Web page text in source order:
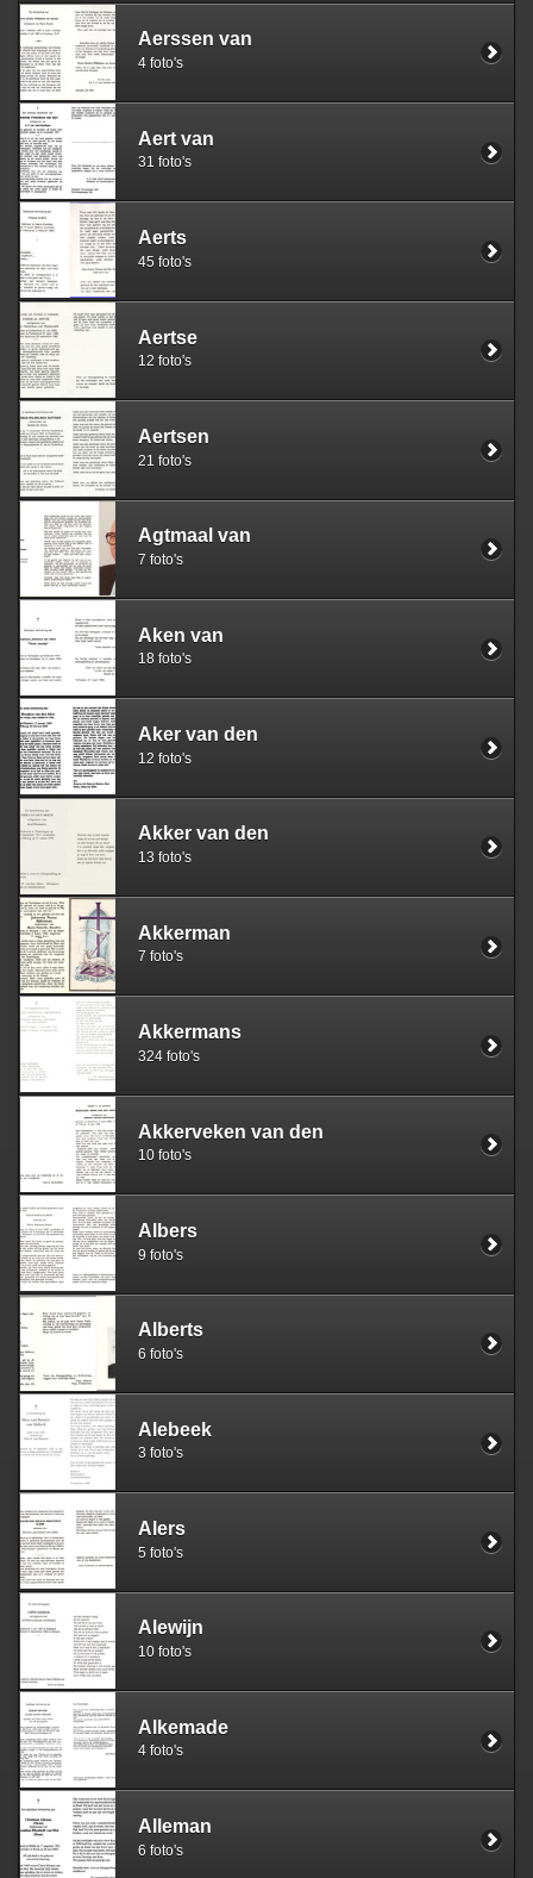
Aerssen van
4 foto's
Aert van
31 foto's
Aerts
45 foto's
Aertse
12 foto's
Aertsen
21 foto's
Agtmaal van
7 foto's
Aken van
18 foto's
Aker van den
12 foto's
Akker van den
13 foto's
Akkerman
7 foto's
Akkermans
324 foto's
Akkerveken van den
10 foto's
Albers
9 foto's
Alberts
6 foto's
Alebeek
3 foto's
Alers
5 foto's
Alewijn
10 foto's
Alkemade
4 foto's
Alleman
6 foto's